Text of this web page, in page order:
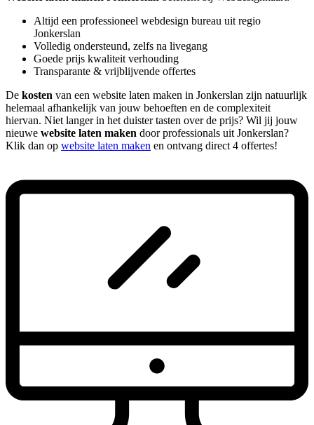
Altijd een professioneel webdesign bureau uit regio
Jonkerslan
Volledig ondersteund, zelfs na livegang
Goede prijs kwaliteit verhouding
Transparante & vrijblijvende offertes
De kosten van een website laten maken in Jonkerslan zijn natuurlijk
helemaal afhankelijk van jouw behoeften en de complexiteit
hiervan. Niet langer in het duister tasten over de prijs? Wil jij jouw
nieuwe website laten maken door professionals uit Jonkerslan?
Klik dan op website laten maken en ontvang direct 4 offertes!